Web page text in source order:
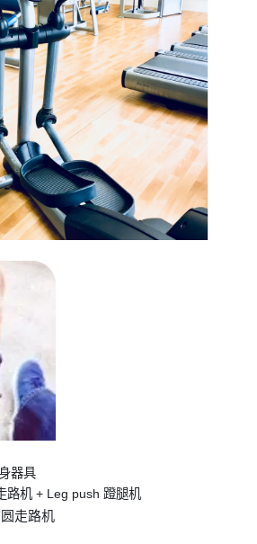
器具
路机 + Leg push 蹬腿机
走路机